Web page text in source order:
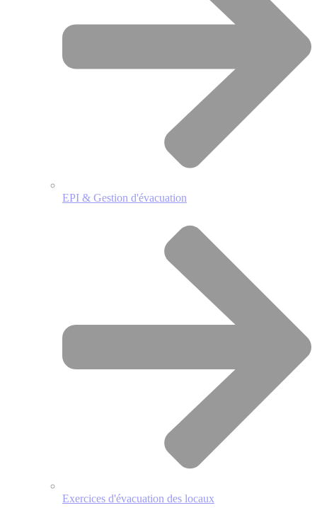
EPI & Gestion d'évacuation
Exercices d'évacuation des locaux